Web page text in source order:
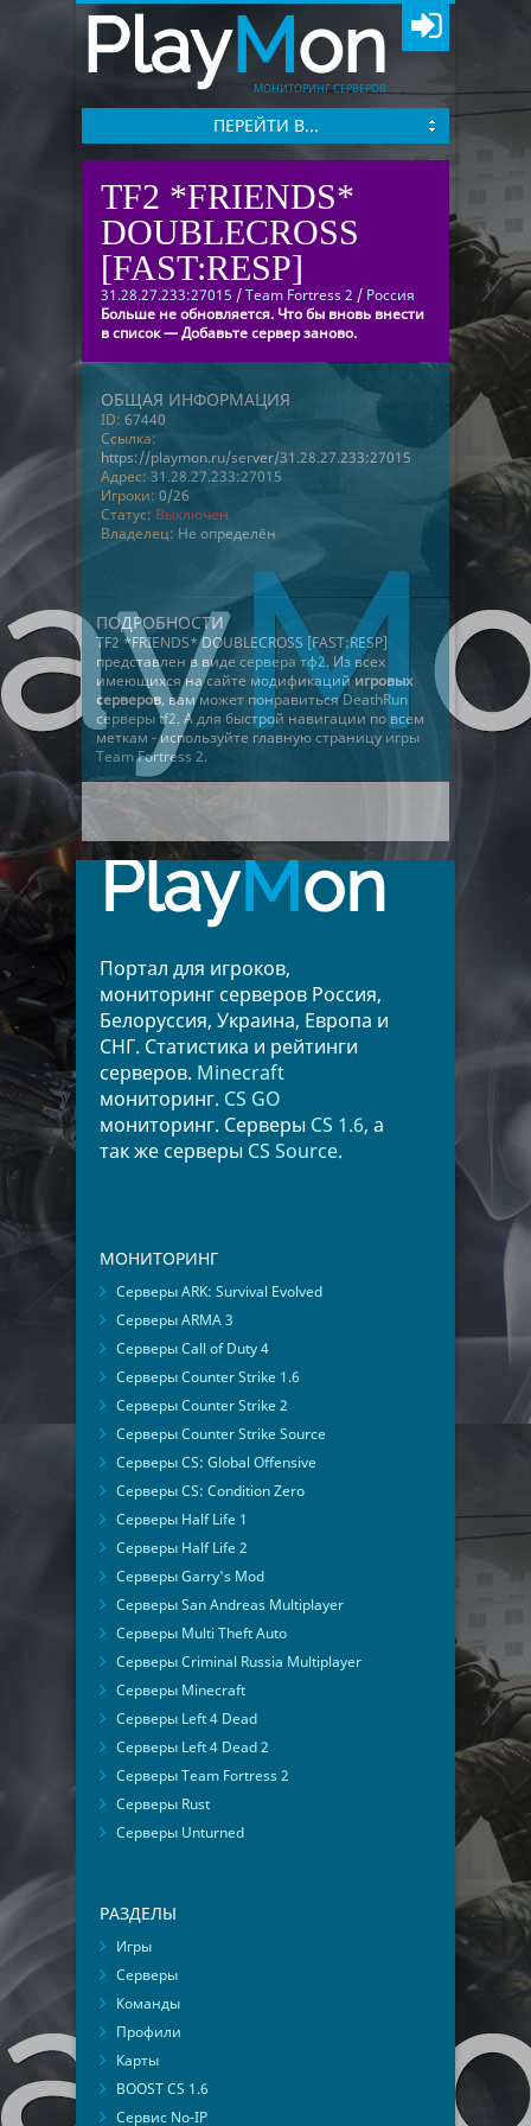
PlayMon
МОНИТОРИНГ СЕРВЕРОВ
ПЕРЕЙТИ В...
TF2 *FRIENDS*
DOUBLECROSS
[FAST:RESP]
31.28.27.233:27015 /Team Fortress 2 / Россия
Больше не обновляется. Что бы вновь внести
в список — Добавьте сервер заново.
ОБЩАЯ ИНФОРМАЦИЯ
ID: 67440
Ссылка:
https://playmon.ru/server/31.28.27.233:27015
Адрес: 31.28.27.233:27015
Игроки: 0/26
Статус: Выключен
Владелец: Не определён
ПОДРОБНОСТИ
TF2 *FRIENDS* DOUBLECROSS [FAST:RESP]
представлен в виде сервера тф2. Из всех
имеющихся на сайте модификацийигровых
серверов, вам может понравитьсяDeathRun
серверы tf2. А для быстрой навигации по всем
меткам - используйте главную страницу игры
Team Fortress 2.
PlayMon
Портал для игроков,
мониторинг серверов Россия,
Белоруссия, Украина, Европа и
СНГ. Статистика и рейтинги
серверов. Minecraft
мониторинг. CS GO
мониторинг. Серверы CS 1.6, а
так же серверы CS Source.
МОНИТОРИНГ
Серверы ARK: Survival Evolved
Серверы ARMA 3
Серверы Call of Duty 4
Серверы Counter Strike 1.6
Серверы Counter Strike 2
Серверы Counter Strike Source
Серверы CS: Global Offensive
Серверы CS: Condition Zero
Серверы Half Life 1
Серверы Half Life 2
Серверы Garry's Mod
Серверы San Andreas Multiplayer
Серверы Multi Theft Auto
Серверы Criminal Russia Multiplayer
Серверы Minecraft
Серверы Left 4 Dead
Серверы Left 4 Dead 2
Серверы Team Fortress 2
Серверы Rust
Серверы Unturned
РАЗДЕЛЫ
Игры
Серверы
Команды
Профили
Карты
BOOST CS 1.6
Сервис No-IP